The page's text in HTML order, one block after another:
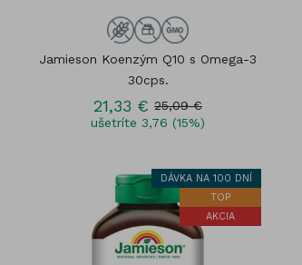
Jamieson Koenzým Q10 s Omega-3
30cps.
21,33 € 25,09 €
ušetríte 3,76 (15%)
DÁVKA NA 100 DNÍ
TOP
AKCIA